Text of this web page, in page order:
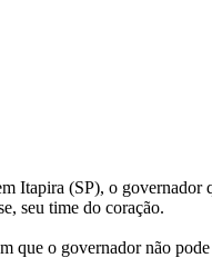
Itapira (SP), o governador
seu time do coração.
que o governador não